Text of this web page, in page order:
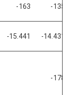
-163 -135
-15.441 -14.431
-178